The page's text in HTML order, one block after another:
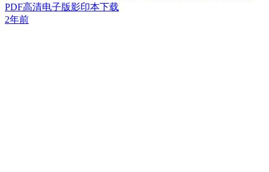
PDF高清电子版影印本下载
2年前